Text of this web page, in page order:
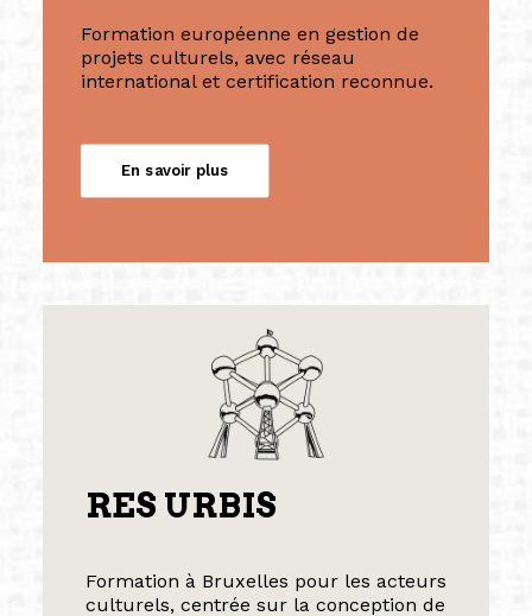
Formation européenne en gestion de
projets culturels, avec réseau
international et certification reconnue.
En savoir plus
RES URBIS
Formation à Bruxelles pour les acteurs
culturels, centrée sur la conception de